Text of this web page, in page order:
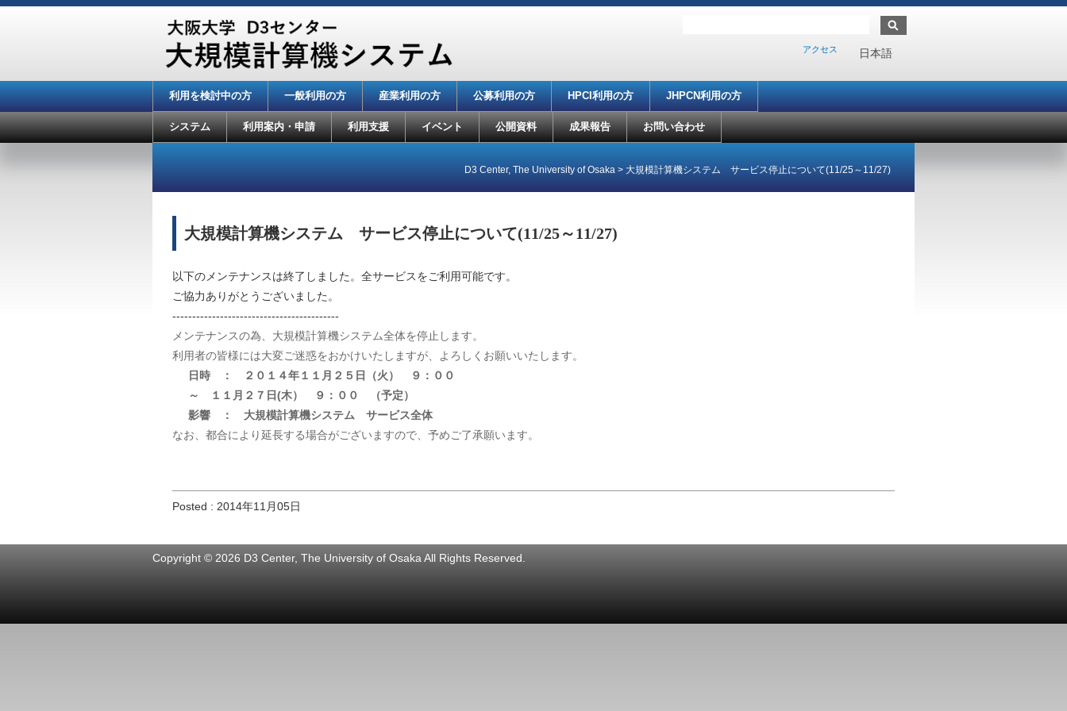
日本語
アクセス
利用を検討中の方 一般利用の方 産業利用の方 公募利用の方 HPCI利用の方 JHPCN利用の方
システム 利用案内・申請 利用支援 イベント 公開資料 成果報告 お問い合わせ
D3 Center, The University of Osaka > 大規模計算機システム サービス停止について(11/25～11/27)
大規模計算機システム サービス停止について(11/25～11/27)
以下のメンテナンスは終了しました。全サービスをご利用可能です。
ご協力ありがとうございました。
------------------------------------------
メンテナンスの為、大規模計算機システム全体を停止します。
利用者の皆様には大変ご迷惑をおかけいたしますが、よろしくお願いいたします。
日時 ： ２０１４年１１月２５日（火） ９：００
～ １１月２７日(木） ９：００ （予定）
影響 ： 大規模計算機システム サービス全体
なお、都合により延長する場合がございますので、予めご了承願います。
Posted : 2014年11月05日
Copyright © 2026 D3 Center, The University of Osaka All Rights Reserved.